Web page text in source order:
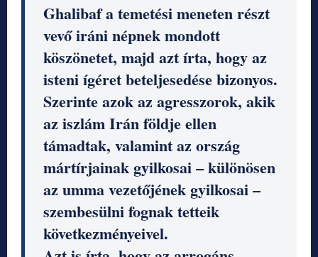
Ghalibaf a temetési meneten részt
vevő iráni népnek mondott
köszönetet, majd azt írta, hogy az
isteni ígéret beteljesedése bizonyos.
Szerinte azok az agresszorok, akik
az iszlám Irán földje ellen
támadtak, valamint az ország
mártírjainak gyilkosai – különösen
az umma vezetőjének gyilkosai –
szembesülni fognak tetteik
következményeivel.